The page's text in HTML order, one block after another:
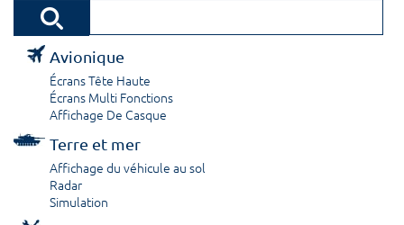
Avionique
Écrans Tête Haute
Écrans Multi Fonctions
Affichage De Casque
Terre et mer
Affichage du véhicule au sol
Radar
Simulation